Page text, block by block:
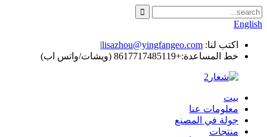
English
اكتب لنا: lisazhou@yingfangeo.com
|
خط المساعدة:+8617717485119 (ويشات/واتس اب)
بيت
معلومات عنا
جولة في المصنع
منتجات